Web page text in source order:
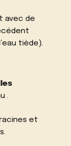
avec de
tiède).
.
et